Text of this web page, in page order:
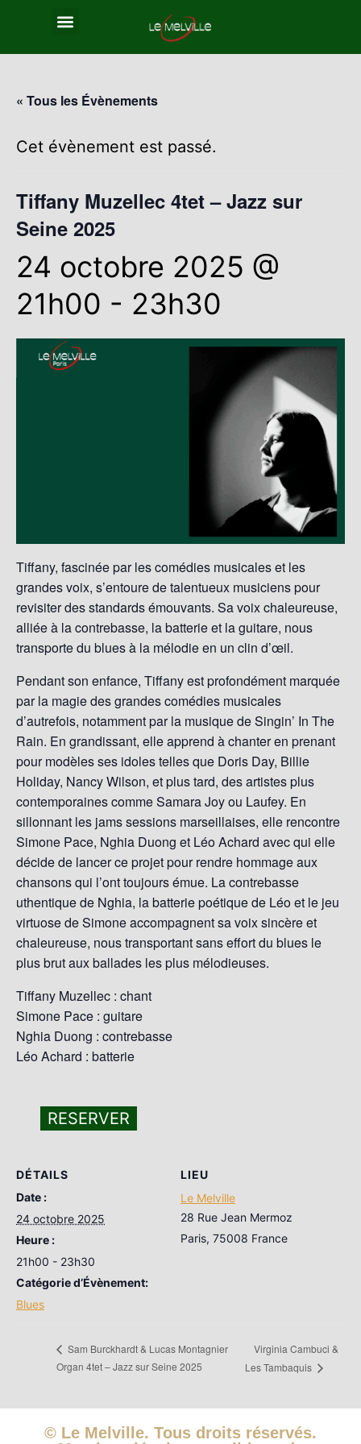
« Tous les Évènements
Cet évènement est passé.
Tiffany Muzellec 4tet – Jazz sur
Seine 2025
24 octobre 2025 @
21h00 - 23h30
Tiffany, fascinée par les comédies musicales et les
grandes voix, s’entoure de talentueux musiciens pour
revisiter des standards émouvants. Sa voix chaleureuse,
alliée à la contrebasse, la batterie et la guitare, nous
transporte du blues à la mélodie en un clin d’œil.
Pendant son enfance, Tiffany est profondément marquée
par la magie des grandes comédies musicales
d’autrefois, notamment par la musique de Singin’ In The
Rain. En grandissant, elle apprend à chanter en prenant
pour modèles ses idoles telles que Doris Day, Billie
Holiday, Nancy Wilson, et plus tard, des artistes plus
contemporaines comme Samara Joy ou Laufey. En
sillonnant les jams sessions marseillaises, elle rencontre
Simone Pace, Nghia Duong et Léo Achard avec qui elle
décide de lancer ce projet pour rendre hommage aux
chansons qui l’ont toujours émue. La contrebasse
uthentique de Nghia, la batterie poétique de Léo et le jeu
virtuose de Simone accompagnent sa voix sincère et
chaleureuse, nous transportant sans effort du blues le
plus brut aux ballades les plus mélodieuses.
Tiffany Muzellec : chant
Simone Pace : guitare
Nghia Duong : contrebasse
Léo Achard : batterie
RESERVER
DÉTAILS
Date :
24 octobre 2025
Heure :
21h00 - 23h30
Catégorie d’Évènement:
Blues
LIEU
Le Melville
28 Rue Jean Mermoz
Paris, 75008 France
Sam Burckhardt & Lucas Montagnier
Organ 4tet – Jazz sur Seine 2025
Virginia Cambuci &
Les Tambaquis
© Le Melville. Tous droits réservés.